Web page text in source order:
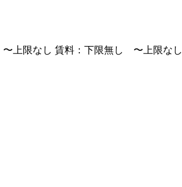
〜 上限なし 賃料： 下限無し 〜 上限なし